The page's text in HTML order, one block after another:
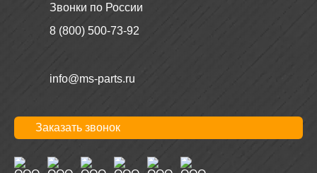
Звонки по России
8 (800) 500-73-92
info@ms-parts.ru
Заказать звонок